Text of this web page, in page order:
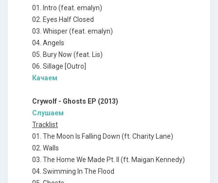
01. Intro (feat. emalyn)
02. Eyes Half Closed
03. Whisper (feat. emalyn)
04. Angels
05. Bury Now (feat. Lis)
06. Sillage [Outro]
Качаем
Crywolf - Ghosts EP (2013)
Слушаем
Tracklist
01. The Moon Is Falling Down (ft. Charity Lane)
02. Walls
03. The Home We Made Pt. II (ft. Maigan Kennedy)
04. Swimming In The Flood